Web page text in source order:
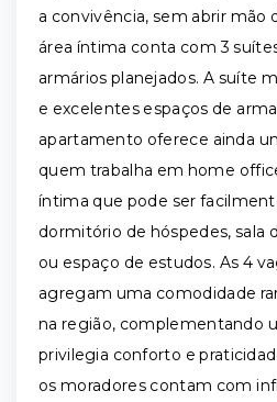
a convivência, sem abrir mão
área íntima conta com 3
armários planejados. A suíte
e excelentes espaços de
apartamento oferece ainda
quem trabalha em home
íntima que pode ser
dormitório de hóspedes, sala
ou espaço de estudos. As 4
agregam uma comodidade
na região, complementando
privilegia conforto e
os moradores contam com